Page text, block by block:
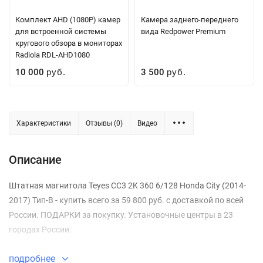
Комплект AHD (1080P) камер
для встроенной системы
кругового обзора в мониторах
Radiola RDL-AHD1080
10 000 руб.
Камера заднего-переднего
вида Redpower Premium
3 500 руб.
Характеристики Отзывы (0) Видео
Описание
Штатная магнитола Teyes CC3 2K 360 6/128 Honda City (2014-
2017) Тип-B - купить всего за 59 800 руб. с доставкой по всей
России. ПОДАРКИ за покупку. Установочные центры в 23
городах России.
подробнее